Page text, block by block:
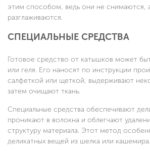
этим способом, ведь они не снимаются,
разглаживаются.
СПЕЦИАЛЬНЫЕ СРЕДСТВА
Готовое средство от катышков может
или геля. Его наносят по инструкции
салфеткой или щеткой, выдерживают
затем очищают ткань.
Специальные средства обеспечивают
проникают в волокна и облегчают
структуру материала. Этот метод
деликатных вещей из шелка или кашемира.